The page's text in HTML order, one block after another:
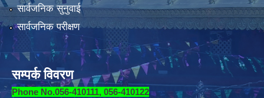
सार्वजनिक सुनुवाई
सार्वजनिक परीक्षण
सम्पर्क विवरण
Phone No.056-410111, 056-410122